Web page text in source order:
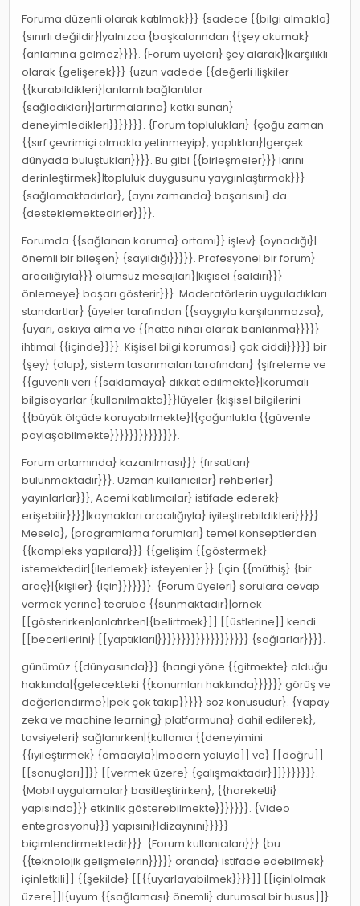
Foruma düzenli olarak katılmak}}} {sadece {{bilgi almakla}
{sınırlı değildir}|yalnızca {başkalarından {{şey okumak}
{anlamına gelmez}}}}. {Forum üyeleri} şey alarak}|karşılıklı
olarak {gelişerek}}} {uzun vadede {{değerli ilişkiler
{{kurabildikleri}|anlamlı bağlantılar
{sağladıkları}|artırmalarına} katkı sunan}
deneyimledikleri}}}}}}}. {Forum toplulukları} {çoğu zaman
{{sırf çevrimiçi olmakla yetinmeyip}, yaptıkları}|gerçek
dünyada buluştukları}}}}. Bu gibi {{birleşmeler}}} larını
derinleştirmek}|topluluk duygusunu yaygınlaştırmak}}}
{sağlamaktadırlar}, {aynı zamanda} başarısını} da
{desteklemektedirler}}}}.
Forumda {{sağlanan koruma} ortamı}} işlev} {oynadığı}|
önemli bir bileşen} {sayıldığı}}}}}. Profesyonel bir forum}
aracılığıyla}}} olumsuz mesajları}|kişisel {saldırı}}}
önlemeye} başarı gösterir}}}. Moderatörlerin uyguladıkları
standartlar} {üyeler tarafından {{saygıyla karşılanmazsa},
{uyarı, askıya alma ve {{hatta nihai olarak banlanma}}}}}
ihtimal {{içinde}}}}. Kişisel bilgi koruması} çok ciddi}}}}} bir
{şey} {olup}, sistem tasarımcıları tarafından} {şifreleme ve
{{güvenli veri {{saklamaya} dikkat edilmekte}|korumalı
bilgisayarlar {kullanılmakta}}}|üyeler {kişisel bilgilerini
{{büyük ölçüde koruyabilmekte}|{çoğunlukla {{güvenle
paylaşabilmekte}}}}}}}}}}}}}}.
Forum ortamında} kazanılması}}} {fırsatları}
bulunmaktadır}}}. Uzman kullanıcılar} rehberler}
yayınlarlar}}}, Acemi katılımcılar} istifade ederek}
erişebilir}}}}|kaynakları aracılığıyla} iyileştirebildikleri}}}}}.
Mesela}, {programlama forumları} temel konseptlerden
{{kompleks yapılara}}} {{gelişim {{göstermek}
istemektedir|{ilerlemek} isteyenler }} {için {{müthiş} {bir
araç}|{kişiler} {için}}}}}}}. {Forum üyeleri} sorulara cevap
vermek yerine} tecrübe {{sunmaktadır}|örnek
[[gösterirken|anlatırken|{belirtmek}]] [[üstlerine]] kendi
[[becerilerini} [[yaptıkları|}}}}}}}}}}}}}}}}}}} {sağlarlar}}}}.
günümüz {{dünyasında}}} {hangi yöne {{gitmekte} olduğu
hakkında|{gelecekteki {{konumları hakkında}}}}}} görüş ve
değerlendirme}|pek çok takip}}}}} söz konusudur}. {Yapay
zeka ve machine learning} platformuna} dahil edilerek},
tavsiyeleri} sağlanırken|{kullanıcı {{deneyimini
{{iyileştirmek} {amacıyla}|modern yoluyla]] ve} [[doğru]]
[[sonuçları]]}} [[vermek üzere} {çalışmaktadır}]]}}}}}}}.
{Mobil uygulamalar} basitleştirirken}, {{hareketli}
yapısında}}} etkinlik gösterebilmekte}}}}}}}. {Video
entegrasyonu}}} yapısını}|dizaynını}}}}}
biçimlendirmektedir}}}. {Forum kullanıcıları}}} {bu
{{teknolojik gelişmelerin}}}}} oranda} istifade edebilmek}
için|etkili]] {{şekilde} [[{{uyarlayabilmek}}}}]] [[için|olmak
üzere]]|{uyum {{sağlaması} önemli} durumsal bir husus]]}